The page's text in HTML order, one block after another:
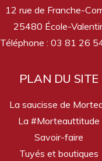
12 rue de Franche-
25480 École-
Téléphone : 03 81 26
PLAN DU SITE
La saucisse de
La #Morteauttitude
Savoir-faire
Tuyés et boutiques